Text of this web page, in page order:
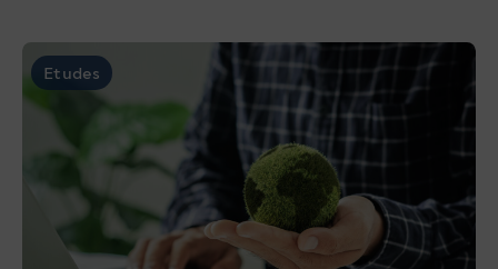
Etudes